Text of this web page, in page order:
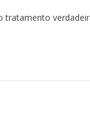
tratamento